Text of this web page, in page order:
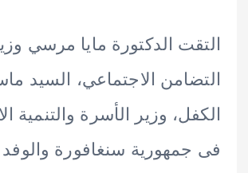
الدكتورة مايا مرسي وزيرة
الاجتماعي، السيد
وزير الأسرة والتنمية
سنغافورة والوفد